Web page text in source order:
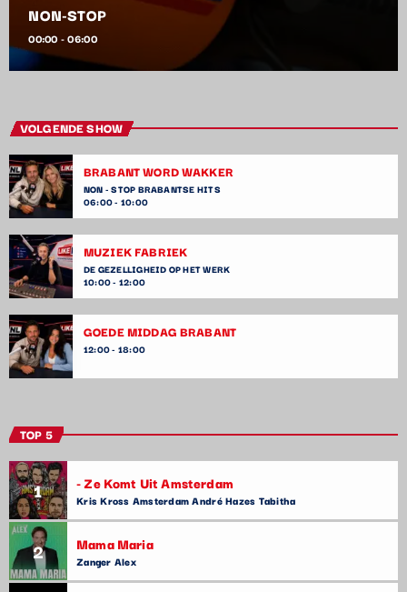
NON-STOP
00:00 - 06:00
VOLGENDE SHOW
BRABANT WORD WAKKER
NON - STOP BRABANTSE HITS
06:00 - 10:00
MUZIEK FABRIEK
DE GEZELLIGHEID OP HET WERK
10:00 - 12:00
GOEDE MIDDAG BRABANT
12:00 - 18:00
TOP 5
1 - Ze Komt Uit Amsterdam
Kris Kross Amsterdam André Hazes Tabitha
2 Mama Maria
Zanger Alex